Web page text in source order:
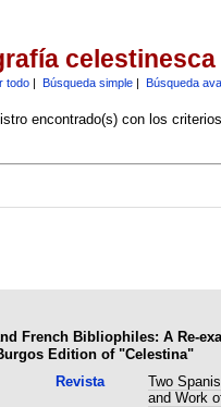
celestinesca
todo| Búsqueda simple| Búsqueda
encontrado(s) con los
French Bibliophiles: A Re-
Edition of "Celestina"
Revista
Two
and Work